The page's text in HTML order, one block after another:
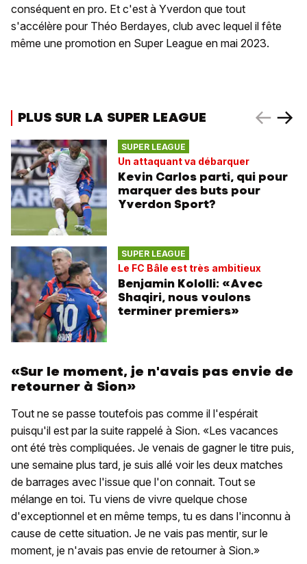
conséquent en pro. Et c'est à Yverdon que tout
s'accélère pour Théo Berdayes, club avec lequel il fête
même une promotion en Super League en mai 2023.
PLUS SUR LA SUPER LEAGUE
SUPER LEAGUE
Un attaquant va débarquer
Kevin Carlos parti, qui pour
marquer des buts pour
Yverdon Sport?
SUPER LEAGUE
Le FC Bâle est très ambitieux
Benjamin Kololli: «Avec
Shaqiri, nous voulons
terminer premiers»
«Sur le moment, je n'avais pas envie de
retourner à Sion»
Tout ne se passe toutefois pas comme il l'espérait
puisqu'il est par la suite rappelé à Sion. «Les vacances
ont été très compliquées. Je venais de gagner le titre puis,
une semaine plus tard, je suis allé voir les deux matches
de barrages avec l'issue que l'on connait. Tout se
mélange en toi. Tu viens de vivre quelque chose
d'exceptionnel et en même temps, tu es dans l'inconnu à
cause de cette situation. Je ne vais pas mentir, sur le
moment, je n'avais pas envie de retourner à Sion.»